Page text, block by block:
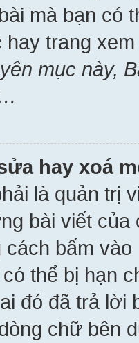
mà bạn có
hay trang
mục này,
hay xoá
là quản trị
bài viết
cách bấm
thể bị hạn
đó đã trả lời
chữ bên